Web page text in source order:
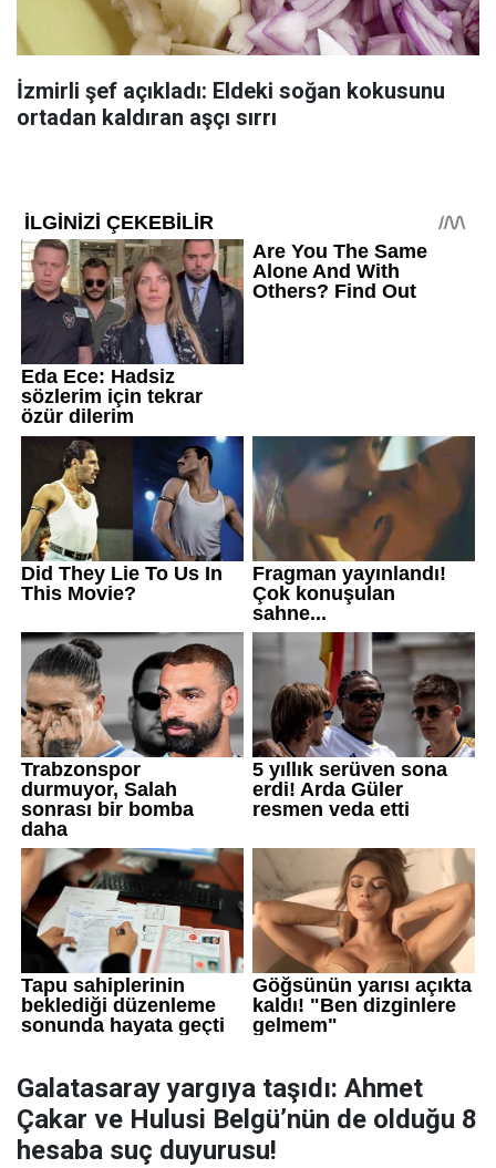
İzmirli şef açıkladı: Eldeki soğan kokusunu
ortadan kaldıran aşçı sırrı
Galatasaray yargıya taşıdı: Ahmet
Çakar ve Hulusi Belgü’nün de olduğu 8
hesaba suç duyurusu!